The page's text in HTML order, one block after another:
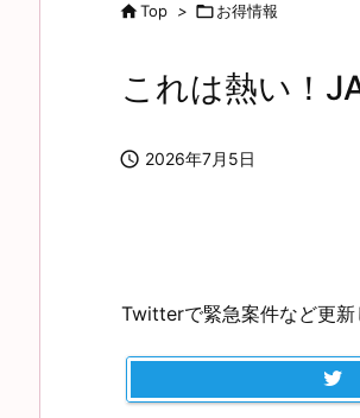
Top > お得情報
これは熱い！
 2026年7月5日
Twitterで緊急案件など更新